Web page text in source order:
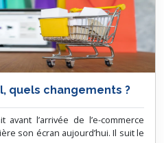
quels changements ?
l’arrivée de l’e-commerce
son écran aujourd’hui. Il suit le